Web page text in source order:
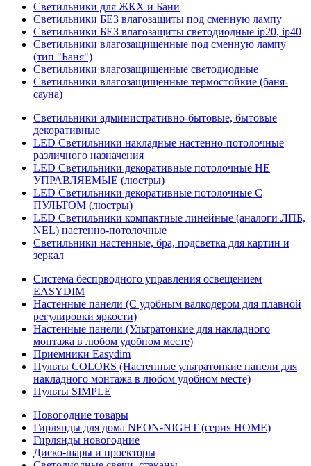
Светильники для ЖКХ и Бани
Светильники БЕЗ влагозащиты под сменную лампу
Светильники БЕЗ влагозащиты светодиодные ip20, ip40
Светильники влагозащищенные под сменную лампу
(тип "Баня")
Светильники влагозащищенные светодиодные
Светильники влагозащищенные термостойкие (баня-
сауна)
Светильники административно-бытовые, бытовые
декоративные
LED Cветильники накладные настенно-потолочные
различного назначения
LED Светильники декоративные потолочные НЕ
УПРАВЛЯЕМЫЕ (люстры)
LED Светильники декоративные потолочные С
ПУЛЬТОМ (люстры)
LED Светильники компактные линейные (аналоги ЛПБ,
NEL) настенно-потолочные
Светильники настенные, бра, подсветка для картин и
зеркал
Система беспрводного управления освещением
EASYDIM
Настенные панели (С удобным валкодером для плавной
регулировки яркости)
Настенные панели (Ультратонкие для накладного
монтажа в любом удобном месте)
Приемники Easydim
Пульты COLORS (Настенные ультратонкие панели для
накладного монтажа в любом удобном месте)
Пульты SIMPLE
Новогодние товары
Гирлянды для дома NEON-NIGHT (серия HOME)
Гирлянды новогодние
Диско-шары и проекторы